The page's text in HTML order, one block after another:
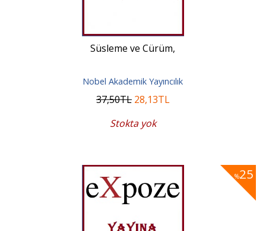
Süsleme ve Cürüm,
Nobel Akademik Yayıncılık
37,50TL 28,13TL
Stokta yok
%25